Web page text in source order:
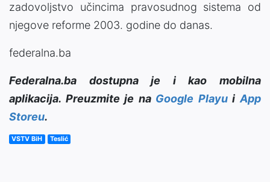
zadovoljstvo učincima pravosudnog sistema od
njegove reforme 2003. godine do danas.
federalna.ba
Federalna.ba dostupna je i kao mobilna
aplikacija. Preuzmite je na Google PlayuiApp
Storeu.
VSTV BiH Teslić